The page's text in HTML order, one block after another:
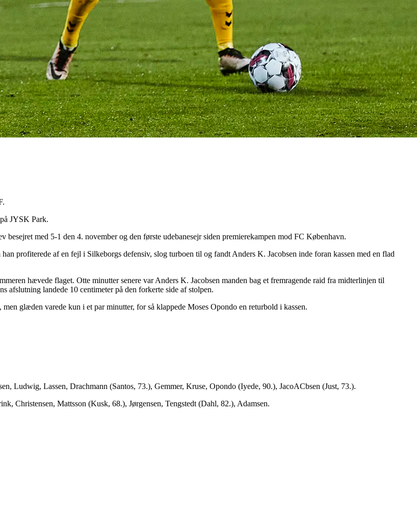
JYSK Park.
med 5-1 den 4. november og den første udebanesejr siden premierekampen mod FC København.
profiterede af en fejl i Silkeborgs defensiv, slog turboen til og fandt Anders K. Jacobsen inde foran kassen med en flad
hævede flaget. Otte minutter senere var Anders K. Jacobsen manden bag et fremragende raid fra midterlinjen til
afslutning landede 10 centimeter på den forkerte side af stolpen.
glæden varede kun i et par minutter, for så klappede Moses Opondo en returbold i kassen.
Ludwig, Lassen, Drachmann (Santos, 73.), Gemmer, Kruse, Opondo (Iyede, 90.), JacoACbsen (Just, 73.).
Christensen, Mattsson (Kusk, 68.), Jørgensen, Tengstedt (Dahl, 82.), Adamsen.